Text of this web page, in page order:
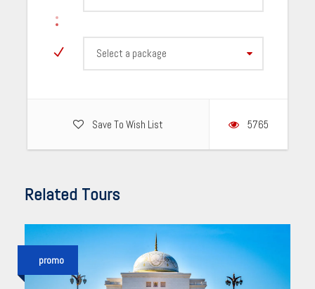
Select a package
Save To Wish List 5765
Related Tours
promo